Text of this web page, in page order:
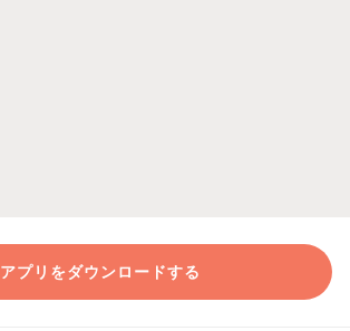
アプリをダウンロードする